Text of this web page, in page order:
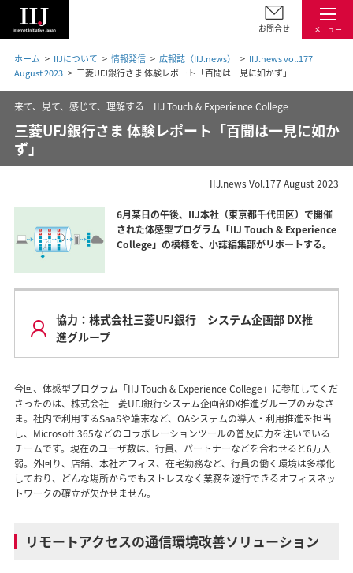
メニュー
お問合せ
ホーム IIJについて 情報発信 広報誌（IIJ.news）
IIJ.news vol.177
August 2023
三菱UFJ銀行さま 体験レポート「百聞は一見に如かず」
来て、見て、感じて、理解する IIJ Touch & Experience College
三菱UFJ銀行さま 体験レポート「百聞は一見に如か
ず」
IIJ.news Vol.177 August 2023
6月某日の午後、IIJ本社（東京都千代田区）で開催
された体感型プログラム「IIJ Touch & Experience
College」の模様を、小誌編集部がリポートする。
協力：株式会社三菱UFJ銀行 システム企画部 DX推
進グループ
今回、体感型プログラム「IIJ Touch & Experience College」に参加してくだ
さったのは、株式会社三菱UFJ銀行システム企画部DX推進グループのみなさ
ま。社内で利用するSaaSや端末など、OAシステムの導入・利用推進を担当
し、Microsoft 365などのコラボレーションツールの普及に力を注いでいる
チームです。現在のユーザ数は、行員、パートナーなどを合わせると6万人
弱。外回り、店舗、本社オフィス、在宅勤務など、行員の働く環境は多様化
しており、どんな場所からでもストレスなく業務を遂行できるオフィスネッ
トワークの確立が欠かせません。
リモートアクセスの通信環境改善ソリューション